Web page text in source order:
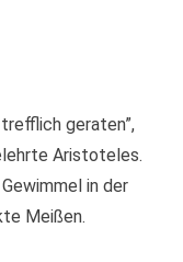
geraten”,
Aristoteles.
in der
Meißen.